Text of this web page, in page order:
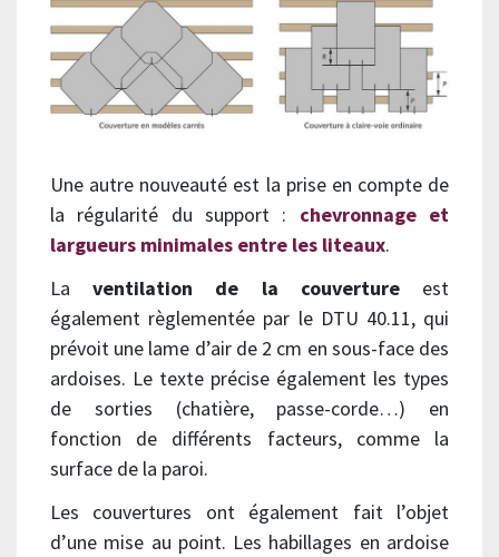
Une autre nouveauté est la prise en compte de
la régularité du support : chevronnage et
largueurs minimales entre les liteaux.
Laventilation de la couvertureest
également règlementée par le DTU 40.11, qui
prévoit une lame d’air de 2 cm en sous-face des
ardoises. Le texte précise également les types
de sorties (chatière, passe-corde…) en
fonction de différents facteurs, comme la
surface de la paroi.
Les couvertures ont également fait l’objet
d’une mise au point. Les habillages en ardoise